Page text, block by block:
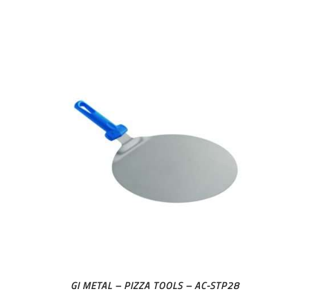
GI METAL – PIZZA TOOLS – AC-STP28